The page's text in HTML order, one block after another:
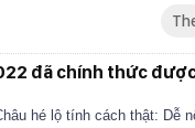
đã chính thức
hé lộ tính cách thật: Dễ